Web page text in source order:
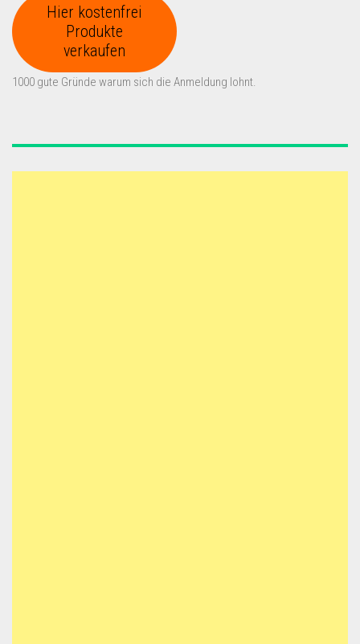
Hier kostenfrei
Produkte
verkaufen
1000 gute Gründe warum sich die Anmeldung lohnt.